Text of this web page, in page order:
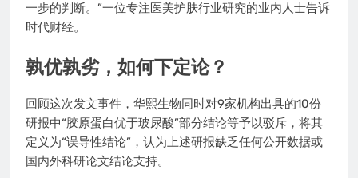
一步的判断。”一位专注医美护肤行业研究的业内人士告诉
时代财经。
孰优孰劣，如何下定论？
回顾这次发文事件，华熙生物同时对9家机构出具的10份
研报中“胶原蛋白优于玻尿酸”部分结论等予以驳斥，将其
定义为“误导性结论”，认为上述研报缺乏任何公开数据或
国内外科研论文结论支持。